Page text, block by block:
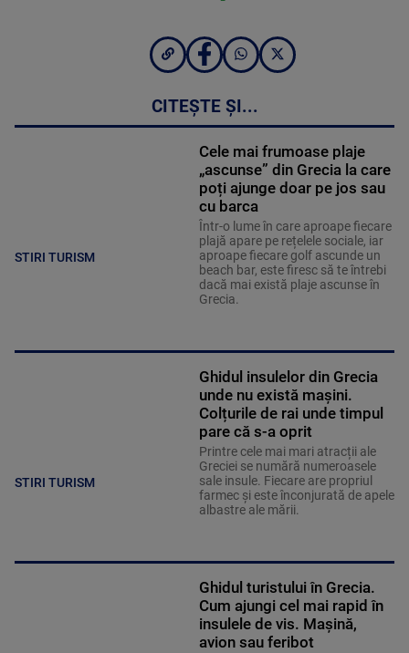
CITEȘTE ȘI...
STIRI TURISM
Cele mai frumoase plaje
„ascunse” din Grecia la care
poți ajunge doar pe jos sau
cu barca
Într-o lume în care aproape fiecare
plajă apare pe rețelele sociale, iar
aproape fiecare golf ascunde un
beach bar, este firesc să te întrebi
dacă mai există plaje ascunse în
Grecia.
STIRI TURISM
Ghidul insulelor din Grecia
unde nu există mașini.
Colțurile de rai unde timpul
pare că s-a oprit
Printre cele mai mari atracții ale
Greciei se numără numeroasele
sale insule. Fiecare are propriul
farmec și este înconjurată de apele
albastre ale mării.
Ghidul turistului în Grecia.
Cum ajungi cel mai rapid în
insulele de vis. Mașină,
avion sau feribot